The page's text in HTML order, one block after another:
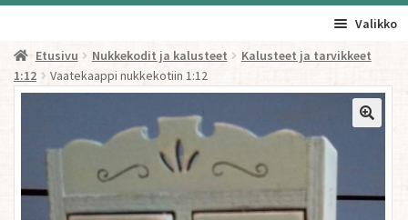
Valikko
Etusivu
Yhteystiedot/ Gepetosta
Jälleenmyyjät ja agentit
Etusivu Nukkekodit ja kalusteet
Kalusteet ja tarvikkeet
1:12
Vaatekaappi nukkekotiin 1:12